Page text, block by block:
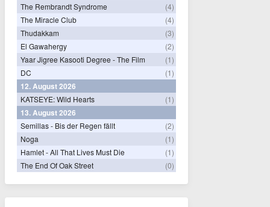
The Rembrandt Syndrome
(4)
The Miracle Club
(4)
Thudakkam
(3)
El Gawahergy
(2)
Yaar Jigree Kasooti Degree - The Film
(1)
DC
(1)
12. August 2026
KATSEYE: Wild Hearts (1)
13. August 2026
Semillas - Bis der Regen fällt
(2)
Noga
(1)
Hamlet - All That Lives Must Die
(1)
The End Of Oak Street
(0)